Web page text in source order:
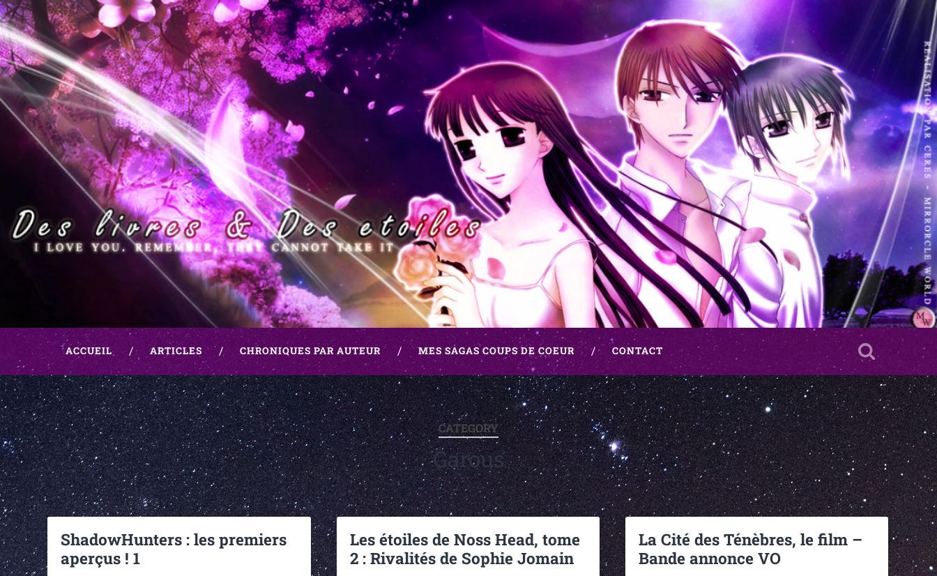
ACCUEIL ARTICLES CHRONIQUES PAR AUTEUR MES SAGAS COUPS DE COEUR CONTACT
CATEGORY
Garous
ShadowHunters : les premiers
aperçus ! 1
Les étoiles de Noss Head, tome
2 : Rivalités de Sophie Jomain
La Cité des Ténèbres, le film –
Bande annonce VO